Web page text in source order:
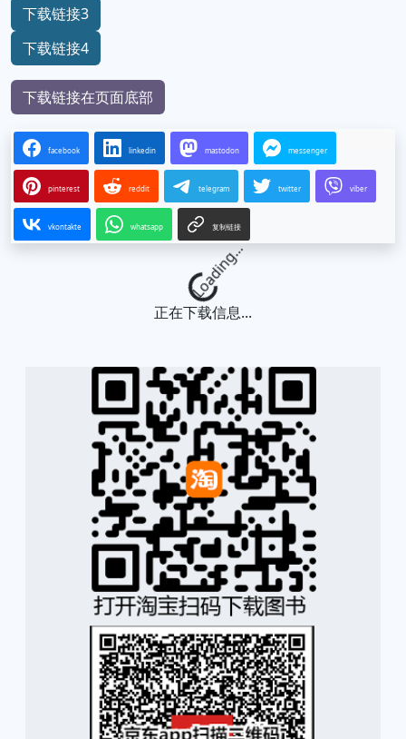
下载链接3
下载链接4
下载链接在页面底部
facebook linkedin mastodon messenger
pinterest reddit telegram twitter viber
vkontakte whatsapp 复制链接
Loading...
正在下载信息...